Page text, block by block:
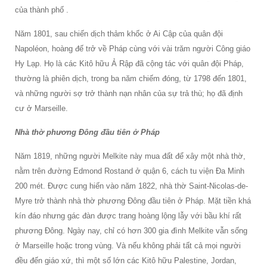
của thành phố .
Năm 1801, sau chiến dịch thảm khốc ở Ai Cập của quân đội
Napoléon, hoàng đế trở về Pháp cùng với vài trăm người Công giáo
Hy Lạp. Họ là các Kitô hữu Ả Rập đã cộng tác với quân đội Pháp,
thường là phiên dịch, trong ba năm chiếm đóng, từ 1798 đến 1801,
và những người sợ trở thành nạn nhân của sự trả thù; họ đã định
cư ở Marseille.
Nhà thờ phương Đông đầu tiên ở Pháp
Năm 1819, những người Melkite này mua đất để xây một nhà thờ,
nằm trên đường Edmond Rostand ở quận 6, cách tu viện Đa Minh
200 mét. Được cung hiến vào năm 1822, nhà thờ Saint-Nicolas-de-
Myre trở thành nhà thờ phương Đông đầu tiên ở Pháp. Mặt tiền khá
kín đáo nhưng gác đàn được trang hoàng lộng lẫy với bầu khí rất
phương Đông. Ngày nay, chỉ có hơn 300 gia đình Melkite vẫn sống
ở Marseille hoặc trong vùng. Và nếu không phải tất cả mọi người
đều đến giáo xứ, thì một số lớn các Kitô hữu Palestine, Jordan,